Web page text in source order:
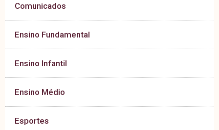
Comunicados
Ensino Fundamental
Ensino Infantil
Ensino Médio
Esportes